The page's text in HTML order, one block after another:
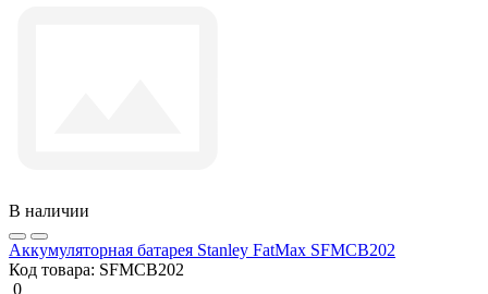
В наличии
Аккумуляторная батарея Stanley FatMax SFMCB202
Код товара: SFMCB202
0